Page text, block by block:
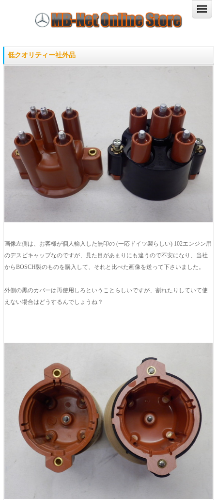
低クオリティー社外品
画像左側は、お客様が個人輸入した無印の (一応ドイツ製らしい) 102エンジン用
のデスビキャップなのですが、見た目があまりにも違うので不安になり、当社
からBOSCH製のものを購入して、それと比べた画像を送って下さいました。
外側の黒のカバーは再使用しろということらしいですが、割れたりしていて使
えない場合はどうするんでしょうね？